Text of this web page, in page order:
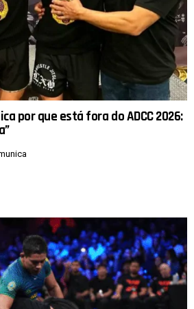
por que está fora do ADCC 2026: